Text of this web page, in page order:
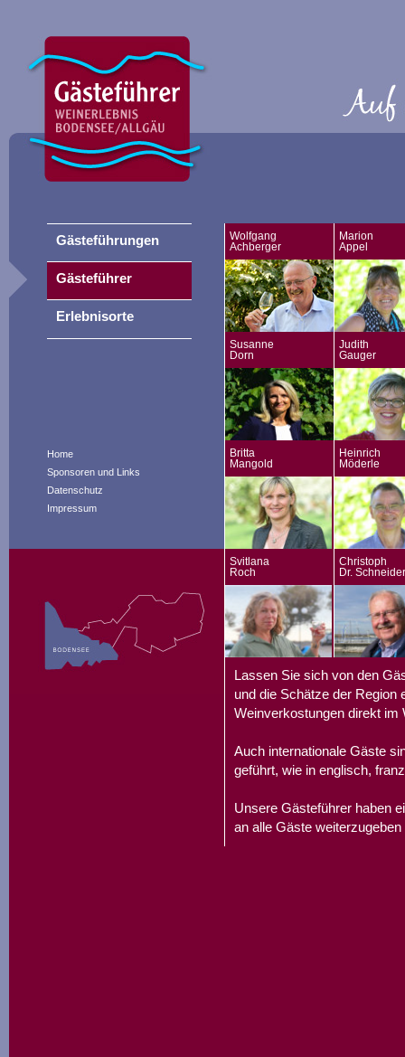
Home
Sponsoren und Links
Datenschutz
Impressum
Wolfgang
Achberger
Marion
Appel
Susanne
Dorn
Judith
Gauger
Britta
Mangold
Heinrich
Möderle
Svitlana
Roch
Christoph
Dr. Schneider
Lassen Sie sich von den
und die Schätze der Region
Weinverkostungen direkt im
Auch internationale Gäste
geführt, wie in englisch,
Unsere Gästeführer haben
an alle Gäste
Gästeführungen
Gästeführer
Erlebnisorte